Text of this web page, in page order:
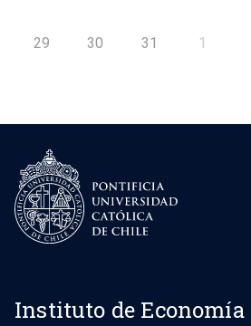
29 30 31 1
Instituto de Economía